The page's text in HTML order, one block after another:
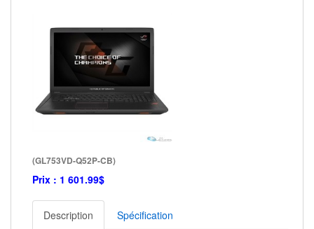
(GL753VD-Q52P-CB)
Prix : 1 601.99$
Description
Spécification